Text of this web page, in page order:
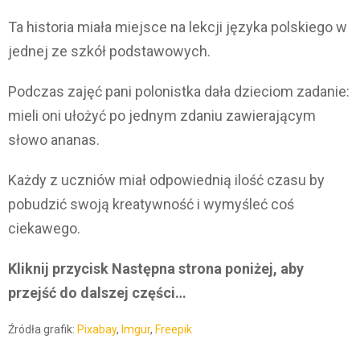
Ta historia miała miejsce na lekcji języka polskiego w
jednej ze szkół podstawowych.
Podczas zajęć pani polonistka dała dzieciom zadanie:
mieli oni ułożyć po jednym zdaniu zawierającym
słowo ananas.
Każdy z uczniów miał odpowiednią ilość czasu by
pobudzić swoją kreatywność i wymyśleć coś
ciekawego.
Kliknij przycisk Następna strona poniżej, aby
przejść do dalszej części…
Źródła grafik: Pixabay, Imgur, Freepik